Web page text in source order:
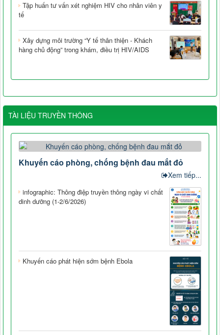
Tập huấn tư vấn xét nghiệm HIV cho nhân viên y
tế
Xây dựng môi trường “Y tế thân thiện - Khách
hàng chủ động” trong khám, điều trị HIV/AIDS
TÀI LIỆU TRUYỀN THÔNG
Khuyến cáo phòng, chống bệnh đau mắt đỏ
Xem tiếp...
infographic: Thông điệp truyền thông ngày vi chất
dinh dưỡng (1-2/6/2026)
Khuyến cáo phát hiện sớm bệnh Ebola